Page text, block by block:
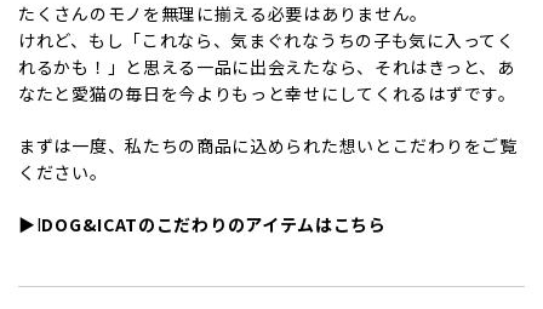
たくさんのモノを無理に揃える必要はありません。
けれど、もし「これなら、気まぐれなうちの子も気に入ってく
れるかも！」と思える一品に出会えたなら、それはきっと、あ
なたと愛猫の毎日を今よりもっと幸せにしてくれるはずです。
まずは一度、私たちの商品に込められた想いとこだわりをご覧
ください。
▶︎IDOG&ICATのこだわりのアイテムはこちら